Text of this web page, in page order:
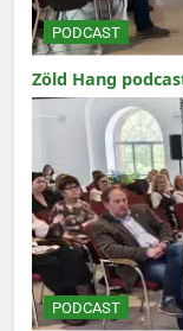
PODCAST
Zöld Hang
PODCAST